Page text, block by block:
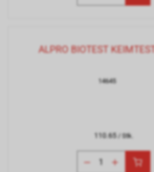
ALPRO BIOTEST
14645
110.65/ Stk.